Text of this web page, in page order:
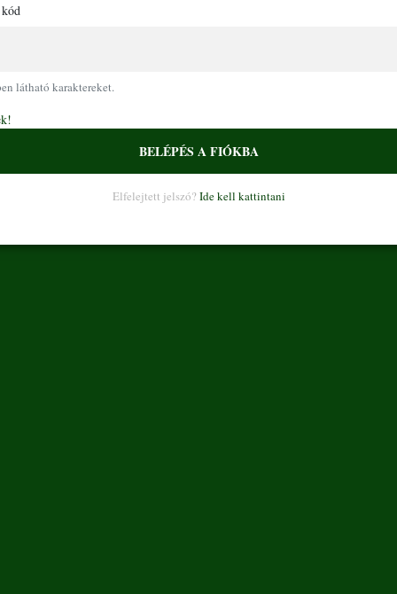
látható karaktereket.
BELÉPÉS A FIÓKBA
Elfelejtett jelszó? Ide kell kattintani